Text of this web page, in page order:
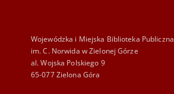
Wojewódzka i Miejska Biblioteka Publiczna
im. C. Norwida w Zielonej Górze
al. Wojska Polskiego 9
65-077 Zielona Góra